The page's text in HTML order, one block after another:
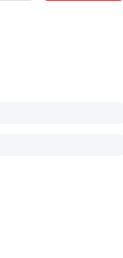
体系。
策合理性——这往往比